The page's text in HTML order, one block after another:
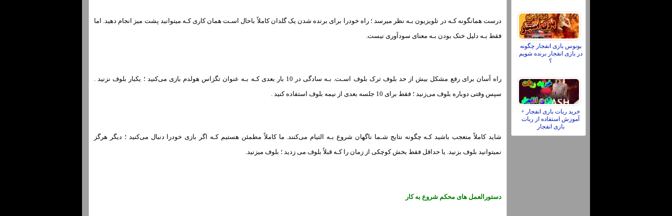
بونوس بازی انفجار چگونه
در بازی انفجار برنده شویم
؟
خرید ربات بازی انفجار +
آموزش استفاده از ربات
بازی انفجار
درست همانگونه کـه در تلویزیون بـه نظر میرسد ؛ راه خودرا برای برنده شدن یک گلدان کاملاً باحال اسـت همان کاری کـه میتوانید پشت میز انجام دهید. اما
فقط بـه دلیل خنک بودن بـه معنای سودآوری نیست.
راه آسان برای رفع مشکل بیش از حد بلوف ترک بلوف اسـت. بـه سادگی در 10 بار بعدی کـه بـه عنوان تگزاس هولدم بازی می‌کنید ؛ یکبار بلوف نزنید .
سپس وقتی دوباره بلوف می‌زنید ؛ فقط برای 10 جلسه بعدی از نیمه بلوف استفاده کنید .
شاید کاملاً متعجب باشید کـه چگونه نتایج شـما ناگهان شروع بـه التیام می‌کنند. ما کاملاً مطمئن هستیم کـه اگر بازی خودرا دنبال می‌کنید ؛ دیگر هرگز
نمیتوانید بلوف بزنید. یا حداقل فقط بخش کوچکی از زمان را کـه قبلاً بلوف می زدید ؛ بلوف میزنید.
دستورالعمل های محکم شروع به کار